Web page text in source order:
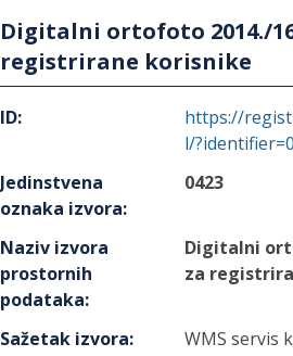
Digitalni ortofoto 2014./
registrirane korisnike
ID:
https://
l/
Jedinstvena
oznaka izvora:
0423
Naziv izvora
prostornih
podataka:
Digitalni
za
Sažetak izvora:
WMS servis